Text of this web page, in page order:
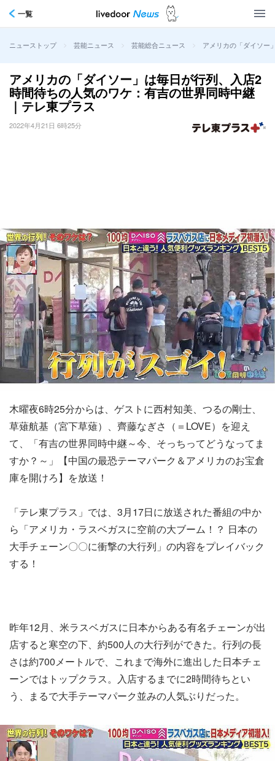
一覧
ニューストップ > 芸能ニュース > 芸能総合ニュース > アメリカの「ダイソー
アメリカの「ダイソー」は毎日が行列、入店2
時間待ちの人気のワケ：有吉の世界同時中継
｜テレ東プラス
2022年4月21日 6時25分
木曜夜6時25分からは、ゲストに西村知美、つるの剛士、
草薙航基（宮下草薙）、齊藤なぎさ（＝LOVE）を迎え
て、「有吉の世界同時中継～今、そっちってどうなってま
すか？～」【中国の最恐テーマパーク＆アメリカのお宝倉
庫を開けろ】を放送！
「テレ東プラス」では、3月17日に放送された番組の中か
ら「アメリカ・ラスベガスに空前の大ブーム！？ 日本の
大手チェーン〇〇に衝撃の大行列」の内容をプレイバック
する！
昨年12月、米ラスベガスに日本からある有名チェーンが出
店すると寒空の下、約500人の大行列ができた。行列の長
さは約700メートルで、これまで海外に進出した日本チェ
ーンではトップクラス。入店するまでに2時間待ちとい
う、まるで大手テーマパーク並みの人気ぶりだった。